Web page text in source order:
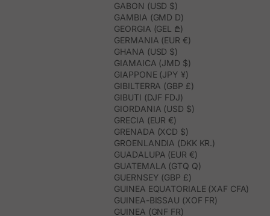
GABON (USD $)
GAMBIA (GMD D)
GEORGIA (GEL ₾)
GERMANIA (EUR €)
GHANA (USD $)
GIAMAICA (JMD $)
GIAPPONE (JPY ¥)
GIBILTERRA (GBP £)
GIBUTI (DJF FDJ)
GIORDANIA (USD $)
GRECIA (EUR €)
GRENADA (XCD $)
GROENLANDIA (DKK KR.)
GUADALUPA (EUR €)
GUATEMALA (GTQ Q)
GUERNSEY (GBP £)
GUINEA EQUATORIALE (XAF CFA)
GUINEA-BISSAU (XOF FR)
GUINEA (GNF FR)